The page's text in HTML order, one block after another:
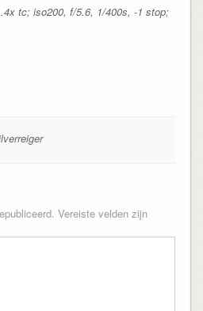
tc; iso200, f/5.6, 1/400s, -1 stop;
Vereiste velden zijn